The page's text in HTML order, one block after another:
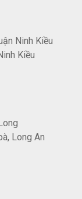
Ninh Kiều
Kiều
Long An